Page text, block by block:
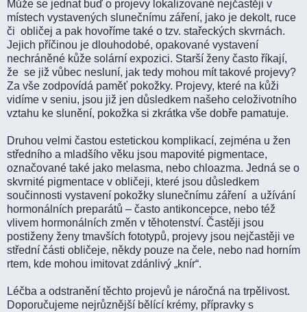
Může se jednat buď o projevy lokalizované nejčastěji v
místech vystavených slunečnímu záření, jako je dekolt, ruce
či obličej a pak hovoříme také o tzv. stařeckých skvrnách.
Jejich příčinou je dlouhodobé, opakované vystavení
nechráněné kůže solární expozici. Starší ženy často říkají,
že se již vůbec nesluní, jak tedy mohou mít takové projevy?
Za vše zodpovídá paměť pokožky. Projevy, které na kůži
vidíme v seniu, jsou již jen důsledkem našeho celoživotního
vztahu ke slunění, pokožka si zkrátka vše dobře pamatuje.
Druhou velmi častou estetickou komplikací, zejména u žen
středního a mladšího věku jsou mapovité pigmentace,
označované také jako melasma, nebo chloazma. Jedná se o
skvrnité pigmentace v obličeji, které jsou důsledkem
součinnosti vystavení pokožky slunečnímu záření a užívání
hormonálních preparátů – často antikoncepce, nebo též
vlivem hormonálních změn v těhotenství. Častěji jsou
postiženy ženy tmavších fototypů, projevy jsou nejčastěji ve
střední části obličeje, někdy pouze na čele, nebo nad horním
rtem, kde mohou imitovat zdánlivý „knír“.
Léčba a odstranění těchto projevů je náročná na trpělivost.
Doporučujeme nejrůznější bělící krémy, přípravky s